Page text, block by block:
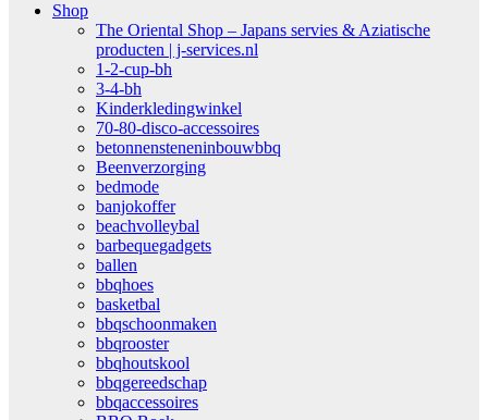
Shop
The Oriental Shop – Japans servies & Aziatische
producten | j-services.nl
1-2-cup-bh
3-4-bh
Kinderkledingwinkel
70-80-disco-accessoires
betonnensteneninbouwbbq
Beenverzorging
bedmode
banjokoffer
beachvolleybal
barbequegadgets
ballen
bbqhoes
basketbal
bbqschoonmaken
bbqrooster
bbqhoutskool
bbqgereedschap
bbqaccessoires